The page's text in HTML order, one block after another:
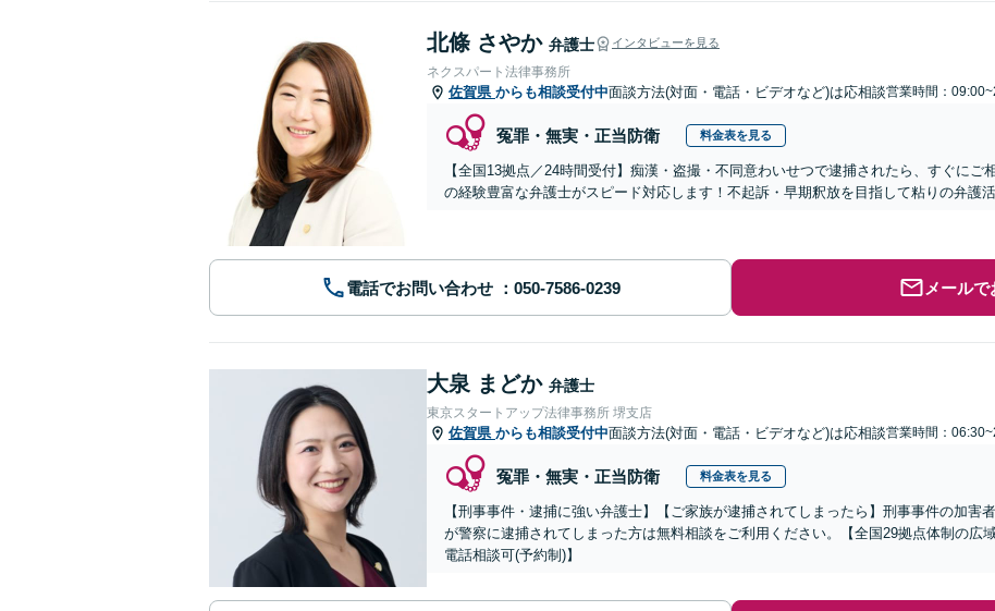
北條 さやか 弁護士 インタビューを見る
ネクスパート法律事務所
佐賀県 からも相談受付中面談方法(対面・電話・ビデオなど)は応相談営業時間：
冤罪・無実・正当防衛 料金表を見る
【全国13拠点／24時間受付】痴漢・盗撮・不同意わいせつで逮捕されたら、すぐにご
の経験豊富な弁護士がスピード対応します！不起訴・早期釈放を目指して粘りの弁護活
電話でお問い合わせ メール
大泉 まどか 弁護士
東京スタートアップ法律事務所 堺支店
佐賀県 からも相談受付中面談方法(対面・電話・ビデオなど)は応相談営業時間：
冤罪・無実・正当防衛 料金表を見る
【刑事事件・逮捕に強い弁護士】【ご家族が逮捕されてしまったら】刑事事件の加害
が警察に逮捕されてしまった方は無料相談をご利用ください。【全国29拠点体制の広
電話相談可(予約制)】